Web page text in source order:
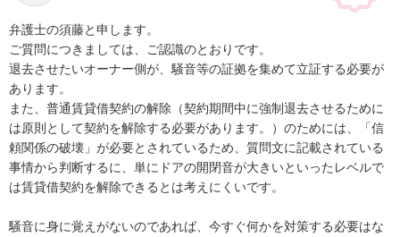
弁護士の須藤と申します。
ご質問につきましては、ご認識のとおりです。
退去させたいオーナー側が、騒音等の証拠を集めて立証する必要が
あります。
また、普通賃貸借契約の解除（契約期間中に強制退去させるために
は原則として契約を解除する必要があります。）のためには、「信
頼関係の破壊」が必要とされているため、質問文に記載されている
事情から判断するに、単にドアの開閉音が大きいといったレベルで
は賃貸借契約を解除できるとは考えにくいです。
騒音に身に覚えがないのであれば、今すぐ何かを対策する必要はな